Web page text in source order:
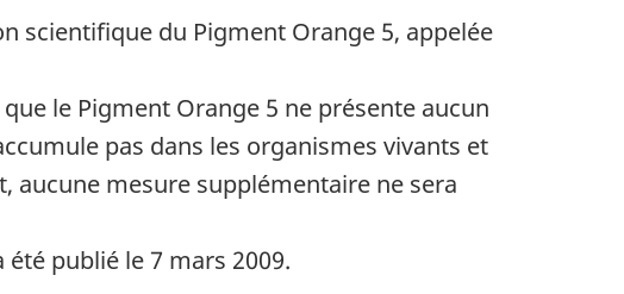
scientifique du Pigment Orange5, appelée
le Pigment Orange5 ne présente aucun
pas dans les organismes vivants et
aucune mesure supplémentaire ne sera
publié le 7 mars 2009.